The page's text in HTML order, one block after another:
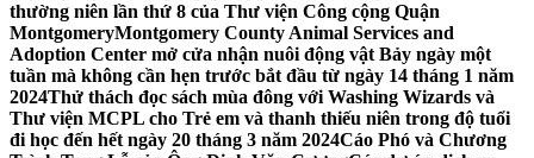
thường niên lần thứ 8 của Thư viện Công cộng Quận
MontgomeryMontgomery County Animal Services and
Adoption Center mở cửa nhận nuôi động vật Bảy ngày một
tuần mà không cần hẹn trước bắt đầu từ ngày 14 tháng 1 năm
2024Thử thách đọc sách mùa đông với Washing Wizards và
Thư viện MCPL cho Trẻ em và thanh thiếu niên trong độ tuổi
đi học đến hết ngày 20 tháng 3 năm 2024Cáo Phó và Chương